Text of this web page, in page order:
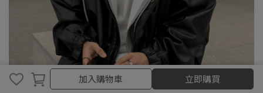
取消 完成
加入購物車 立即購買